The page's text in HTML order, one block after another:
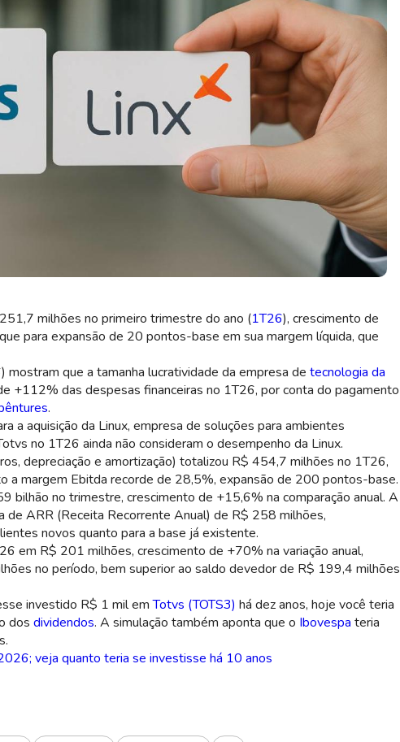
1T26 (Imagem: Shutterstock)
milhões no primeiro trimestre do ano (1T26), crescimento de
para expansão de 20 pontos-base em sua margem líquida, que
que a tamanha lucratividade da empresa de tecnologia da
+112% das despesas financeiras no 1T26, por conta do pagamento
.
a aquisição da Linux, empresa de soluções para ambientes
no 1T26 ainda não consideram o desempenho da Linux.
depreciação e amortização) totalizou R$ 454,7 milhões no 1T26,
a margem Ebitda recorde de 28,5%, expansão de 200 pontos-base.
bilhão no trimestre, crescimento de +15,6% na comparação anual. A
de ARR (Receita Recorrente Anual) de R$ 258 milhões,
novos quanto para a base já existente.
em R$ 201 milhões, crescimento de +70% na variação anual,
no período, bem superior ao saldo devedor de R$ 199,4 milhões
investido R$ 1 mil emTotvs (TOTS3) há dez anos, hoje você teria
dos dividendos. A simulação também aponta que o Ibovespa teria
veja quanto teria se investisse há 10 anos